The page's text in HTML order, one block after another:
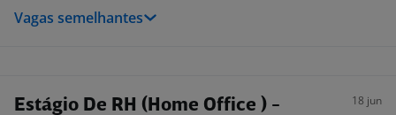
Vagas semelhantes
Estágio De RH (Home Office ) - 18 jun